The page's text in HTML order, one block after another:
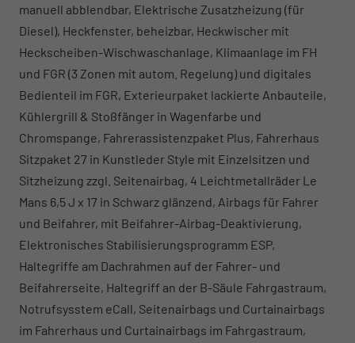
manuell abblendbar, Elektrische Zusatzheizung (für
Diesel), Heckfenster, beheizbar, Heckwischer mit
Heckscheiben-Wischwaschanlage, Klimaanlage im FH
und FGR (3 Zonen mit autom. Regelung) und digitales
Bedienteil im FGR, Exterieurpaket lackierte Anbauteile,
Kühlergrill & Stoßfänger in Wagenfarbe und
Chromspange, Fahrerassistenzpaket Plus, Fahrerhaus
Sitzpaket 27 in Kunstleder Style mit Einzelsitzen und
Sitzheizung zzgl. Seitenairbag, 4 Leichtmetallräder Le
Mans 6,5 J x 17 in Schwarz glänzend, Airbags für Fahrer
und Beifahrer, mit Beifahrer-Airbag-Deaktivierung,
Elektronisches Stabilisierungsprogramm ESP,
Haltegriffe am Dachrahmen auf der Fahrer- und
Beifahrerseite, Haltegriff an der B-Säule Fahrgastraum,
Notrufsysstem eCall, Seitenairbags und Curtainairbags
im Fahrerhaus und Curtainairbags im Fahrgastraum,